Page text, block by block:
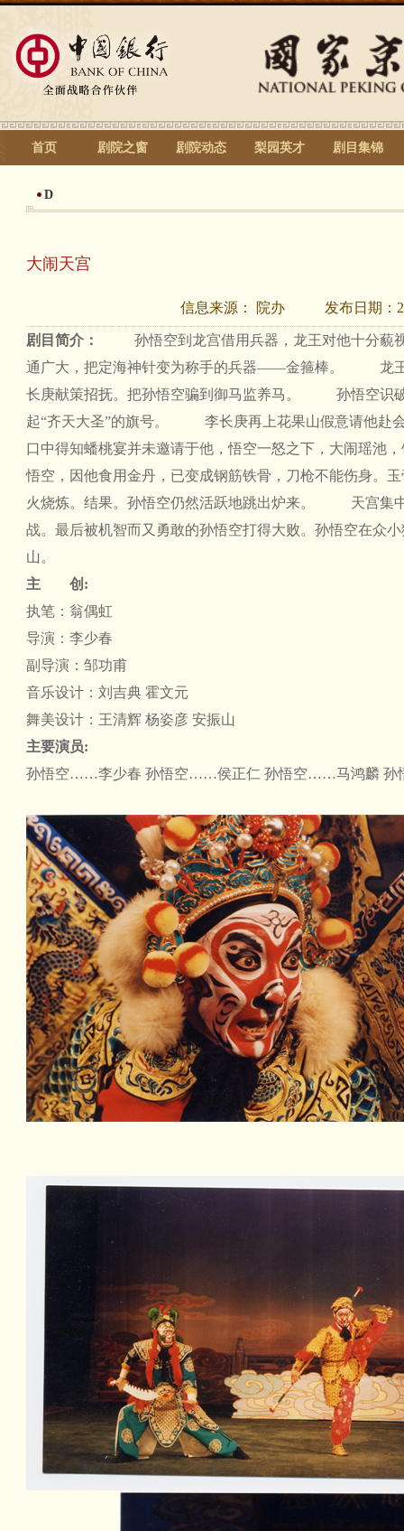
首页 剧院之窗 剧院动态 梨园英才 剧目集锦
D
大闹天宫
信息来源： 院办 发布日期：
剧目简介：
孙悟空到龙宫借用兵器，龙王对他十分藐
通广大，把定海神针变为称手的兵器——金箍棒。
龙
长庚献策招抚。把孙悟空骗到御马监养马。
孙悟空识
起“齐天大圣”的旗号。
李长庚再上花果山假意请他赴
口中得知蟠桃宴并未邀请于他，悟空一怒之下，大闹瑶池
悟空，因他食用金丹，已变成钢筋铁骨，刀枪不能伤身。
火烧炼。结果。孙悟空仍然活跃地跳出炉来。
天宫集
战。最后被机智而又勇敢的孙悟空打得大败。孙悟空在众
山。
主 创:
执笔：翁偶虹
导演：李少春
副导演：邹功甫
音乐设计：刘吉典 霍文元
舞美设计：王清辉 杨姿彦 安振山
主要演员:
孙悟空……李少春 孙悟空……侯正仁 孙悟空……马鸿麟